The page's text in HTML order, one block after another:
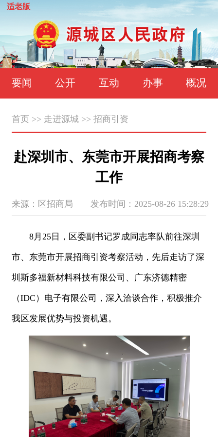
适老版
要闻 公开 互动 办事 概况
首页 >> 走进源城>> 招商引资
赴深圳市、东莞市开展招商考察
工作
来源：区招商局 发布时间：2025-08-26 15:28:29
8月25日，区委副书记罗成同志率队前往深圳
市、东莞市开展招商引资考察活动，先后走访了深
圳斯多福新材料科技有限公司、广东济德精密
（IDC）电子有限公司， 深入洽谈合作，积极推介
我区发展优势与投资机遇。